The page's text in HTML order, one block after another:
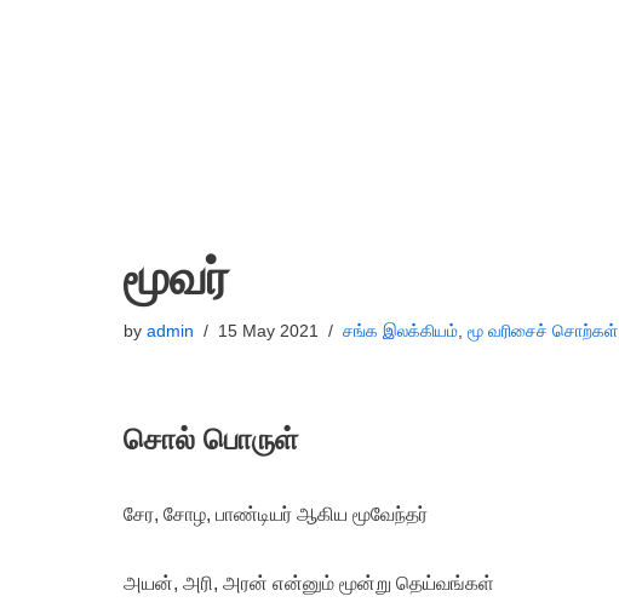
மூவர்
by admin 15 May 2021 சங்க இலக்கியம் மூ வரிசைச் சொற்கள்
சொல் பொருள்
சேர, சோழ, பாண்டியர் ஆகிய மூவேந்தர்
அயன், அரி, அரன் என்னும் மூன்று தெய்வங்கள்